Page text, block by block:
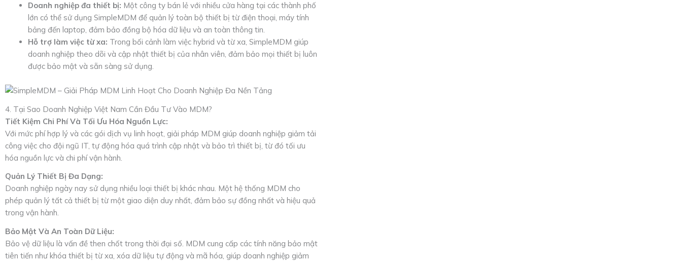
Doanh nghiệp đa thiết bị: Một công ty bán lẻ với nhiều cửa hàng tại các thành phố
lớn có thể sử dụng SimpleMDM để quản lý toàn bộ thiết bị từ điện thoại, máy tính
bảng đến laptop, đảm bảo đồng bộ hóa dữ liệu và an toàn thông tin.
Hỗ trợ làm việc từ xa: Trong bối cảnh làm việc hybrid và từ xa, SimpleMDM giúp
doanh nghiệp theo dõi và cập nhật thiết bị của nhân viên, đảm bảo mọi thiết bị luôn
được bảo mật và sẵn sàng sử dụng.
4. Tại Sao Doanh Nghiệp Việt Nam Cần Đầu Tư Vào MDM?
Tiết Kiệm Chi Phí Và Tối Ưu Hóa Nguồn Lực:
Với mức phí hợp lý và các gói dịch vụ linh hoạt, giải pháp MDM giúp doanh nghiệp giảm tải
công việc cho đội ngũ IT, tự động hóa quá trình cập nhật và bảo trì thiết bị, từ đó tối ưu
hóa nguồn lực và chi phí vận hành.
Quản Lý Thiết Bị Đa Dạng:
Doanh nghiệp ngày nay sử dụng nhiều loại thiết bị khác nhau. Một hệ thống MDM cho
phép quản lý tất cả thiết bị từ một giao diện duy nhất, đảm bảo sự đồng nhất và hiệu quả
trong vận hành.
Bảo Mật Và An Toàn Dữ Liệu:
Bảo vệ dữ liệu là vấn đề then chốt trong thời đại số. MDM cung cấp các tính năng bảo mật
tiên tiến như khóa thiết bị từ xa, xóa dữ liệu tự động và mã hóa, giúp doanh nghiệp giảm